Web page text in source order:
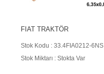
FIAT TRAKTÖR
Stok Kodu : 33.4FIA0212-6NS
Stok Miktarı : Stokta Var